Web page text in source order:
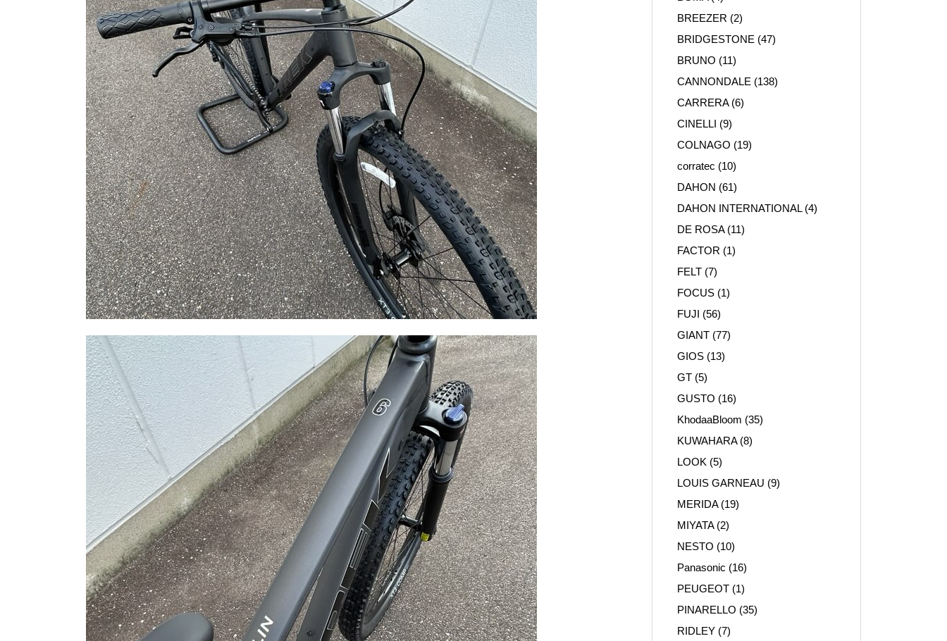
BREEZER (2)
BRIDGESTONE (47)
BRUNO (11)
CANNONDALE (138)
CARRERA(6)
CINELLI (9)
COLNAGO (19)
corratec (10)
DAHON (61)
DAHON INTERNATIONAL(4)
DE ROSA(11)
FACTOR (1)
FELT (7)
FOCUS (1)
FUJI (56)
GIANT (77)
GIOS (13)
GT (5)
GUSTO (16)
KhodaaBloom (35)
KUWAHARA(8)
LOOK (5)
LOUIS GARNEAU (9)
MERIDA(19)
MIYATA(2)
NESTO (10)
Panasonic (16)
PEUGEOT (1)
PINARELLO (35)
RIDLEY (7)